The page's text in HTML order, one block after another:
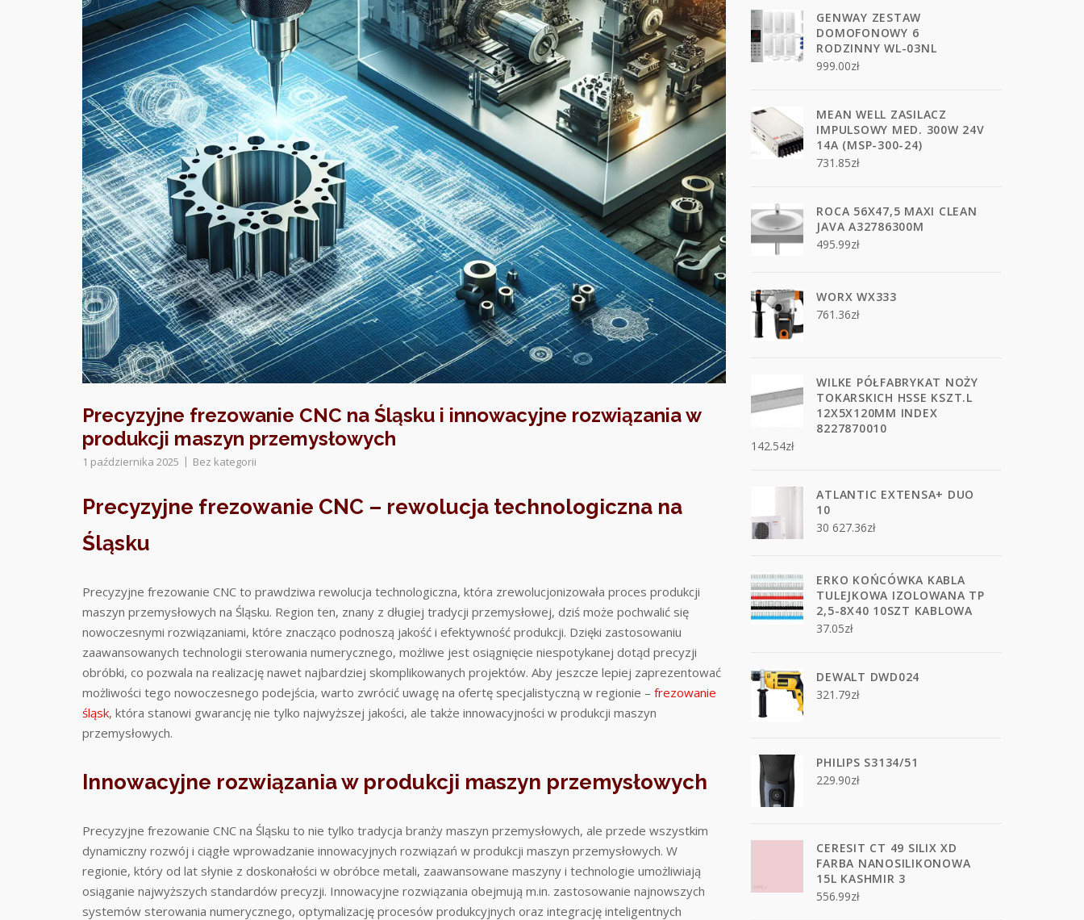
Precyzyjne frezowanie CNC na Śląsku i innowacyjne rozwiązania w
produkcji maszyn przemysłowych
1 października 2025 Bez kategorii
Precyzyjne frezowanie CNC – rewolucja technologiczna na
Śląsku
Precyzyjne frezowanie CNC to prawdziwa rewolucja technologiczna, która zrewolucjonizowała proces produkcji
maszyn przemysłowych na Śląsku. Region ten, znany z długiej tradycji przemysłowej, dziś może pochwalić się
nowoczesnymi rozwiązaniami, które znacząco podnoszą jakość i efektywność produkcji. Dzięki zastosowaniu
zaawansowanych technologii sterowania numerycznego, możliwe jest osiągnięcie niespotykanej dotąd precyzji
obróbki, co pozwala na realizację nawet najbardziej skomplikowanych projektów. Aby jeszcze lepiej zaprezentować
możliwości tego nowoczesnego podejścia, warto zwrócić uwagę na ofertę specjalistyczną w regionie – frezowanie
śląsk, która stanowi gwarancję nie tylko najwyższej jakości, ale także innowacyjności w produkcji maszyn
przemysłowych.
Innowacyjne rozwiązania w produkcji maszyn przemysłowych
Precyzyjne frezowanie CNC na Śląsku to nie tylko tradycja branży maszyn przemysłowych, ale przede wszystkim
dynamiczny rozwój i ciągłe wprowadzanie innowacyjnych rozwiązań w produkcji maszyn przemysłowych. W
regionie, który od lat słynie z doskonałości w obróbce metali, zaawansowane maszyny i technologie umożliwiają
osiąganie najwyższych standardów precyzji. Innowacyjne rozwiązania obejmują m.in. zastosowanie najnowszych
systemów sterowania numerycznego, optymalizację procesów produkcyjnych oraz integrację inteligentnych
GENWAY ZESTAW
DOMOFONOWY 6
RODZINNY WL-03NL
999.00zł
MEAN WELL ZASILACZ
IMPULSOWY MED. 300W 24V
14A (MSP-300-24)
731.85zł
ROCA 56X47,5 MAXI CLEAN
JAVA A32786300M
495.99zł
WORX WX333
761.36zł
WILKE PÓŁFABRYKAT NOŻY
TOKARSKICH HSSE KSZT.L
12X5X120MM INDEX
8227870010
142.54zł
ATLANTIC EXTENSA+ DUO
10
30 627.36zł
ERKO KOŃCÓWKA KABLA
TULEJKOWA IZOLOWANA TP
2,5-8X40 10SZT KABLOWA
37.05zł
DEWALT DWD024
321.79zł
PHILIPS S3134/51
229.90zł
CERESIT CT 49 SILIX XD
FARBA NANOSILIKONOWA
15L KASHMIR 3
556.99zł